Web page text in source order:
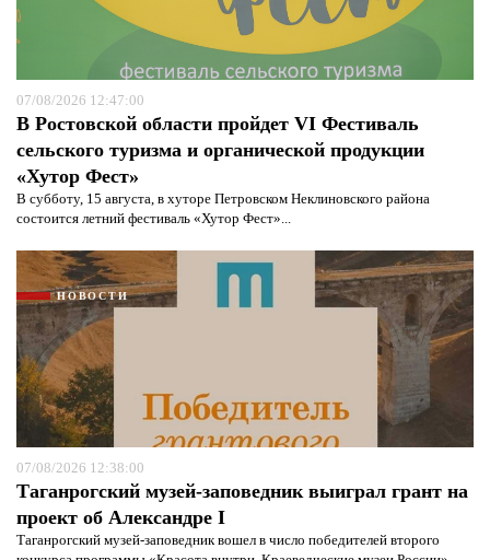
07/08/2026 12:47:00
В Ростовской области пройдет VI Фестиваль
сельского туризма и органической продукции
«Хутор Фест»
В субботу, 15 августа, в хуторе Петровском Неклиновского района
состоится летний фестиваль «Хутор Фест»...
НОВОСТИ
07/08/2026 12:38:00
Таганрогский музей-заповедник выиграл грант на
проект об Александре I
Таганрогский музей-заповедник вошел в число победителей второго
Я согласен сполитикой конфиденциальности и